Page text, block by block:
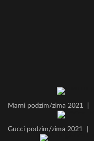
Marni podzim/zima 2021
Gucci podzim/zima 2021